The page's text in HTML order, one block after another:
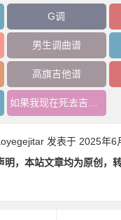
G调
男生调曲谱
高旗吉他谱
发表于 2025年6
明，本站文章均为原创，